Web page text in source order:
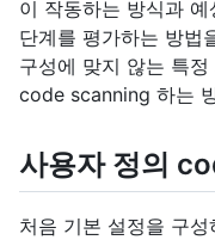
이 작동하는 방식과
단계를 평가하는 방법
구성에 맞지 않는 특
code scanning 하는
사용자 정의
처음 기본 설정을 구